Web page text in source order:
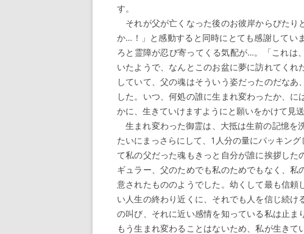
す。
それが父が亡くなった後のお彼岸からぴたり
か…！」と感動すると同時にとても感謝してい
ろと霊障が忍び寄ってくる気配が…。「これは
いたようで、なんとこのお盆に夢に訪れてく
していて、父の魂はそういう姿だったのだな
した。いつ、何処の誰に生まれ変わったか、
かに、生きていけますようにと願いをかけて見送
生まれ変わった御霊は、大抵は生前の記憶を
たいにまっさらにして、1人分の量にパッキン
て私の父だった魂もきっと自分が誰に挨拶し
ギュラー、父のためでも私のためでもなく、
意されたもののようでした。幼くして最も信
い人生の終わり近くに、それでも人を信じ続
の叫び、それに近い感情を知っている私は止
もう生まれ変わることはないため、私が生き